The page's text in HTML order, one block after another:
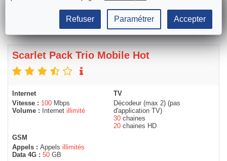
Scarlet Pack Trio Mobile Hot
Internet
Vitesse : 100 Mbps
Volume :
Internet illimité
TV
Décodeur (max 2) (pas
d'application TV)
30 chaines
20 chaines HD
GSM
Appels : Appels illimités
Data 4G : 50 GB
Refuser Paramétrer Accepter